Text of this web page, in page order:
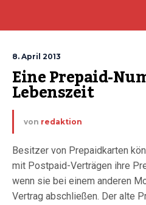
8. April 2013
Eine Prepaid-
Lebenszeit
von redaktion
Besitzer von Prepaidkarten
mit Postpaid-Verträgen ihre
wenn sie bei einem anderen
Vertrag abschließen. Der alte